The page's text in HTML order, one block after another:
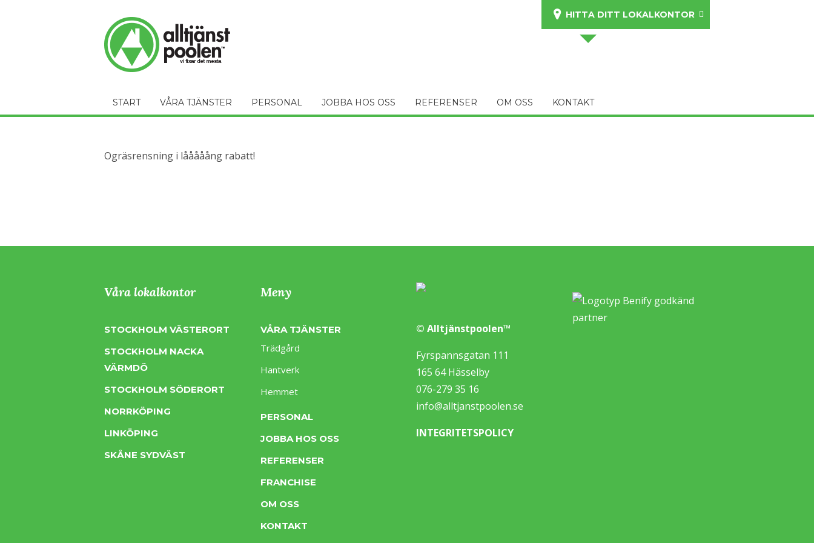
HITTA DITT LOKALKONTOR
START VÅRA TJÄNSTER PERSONAL JOBBA HOS OSS REFERENSER OM OSS KONTAKT
Ogräsrensning i lååååång rabatt!
Våra lokalkontor
STOCKHOLM VÄSTERORT
STOCKHOLM NACKA
VÄRMDÖ
STOCKHOLM SÖDERORT
NORRKÖPING
LINKÖPING
SKÅNE SYDVÄST
Meny
VÅRA TJÄNSTER
Trädgård
Hantverk
Hemmet
PERSONAL
JOBBA HOS OSS
REFERENSER
FRANCHISE
OM OSS
KONTAKT
© Alltjänstpoolen™
Fyrspannsgatan 111
165 64 Hässelby
076-279 35 16
info@alltjanstpoolen.se
INTEGRITETSPOLICY